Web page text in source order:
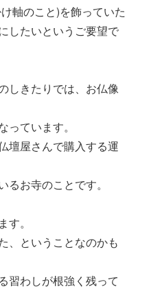
軸のこと)を飾っていた
したいというご要望で
しきたりでは、お仏像
ています。
壇屋さんで購入する運
お寺のことです。
。
、ということなのかも
習わしが根強く残って